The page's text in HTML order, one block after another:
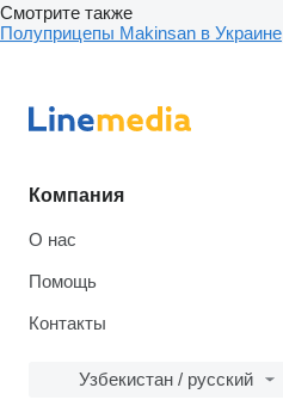
Смотрите также
Полуприцепы Makinsan в Украине
Компания
О нас
Помощь
Контакты
Узбекистан / русский